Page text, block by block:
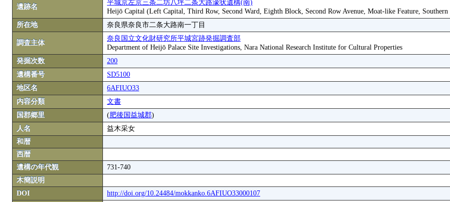
遺跡名
平城京左京三条二坊八坪二条大路濠状遺構(南)
Heijō Capital (Left Capital, Third Row, Second Ward, Eighth Block, Second Row Avenue, Moat-like Feature, Southern
所在地
奈良県奈良市二条大路南一丁目
調査主体
奈良国立文化財研究所平城宮跡発掘調査部
Department of Heijō Palace Site Investigations, Nara National Research Institute for Cultural Properties
発掘次数
200
遺構番号
SD5100
地区名
6AFIUO33
内容分類
文書
国郡郷里
(肥後国益城郡)
人名
益木采女
和暦
西暦
遺構の年代観
731-740
木簡説明
DOI
http://doi.org/10.24484/mokkanko.6AFIUO33000107